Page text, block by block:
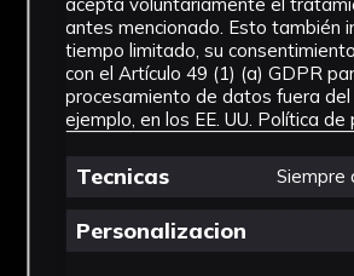
Dimensiones
11,5 x 10 x 7 cm
Ver más
antes mencionado. Esto también
tiempo limitado, su
con el Artículo 49 (1) (a) GDPR
procesamiento de datos fuera del
ejemplo, en los EE. UU. Política de
Tecnicas Siempre
Personalizacion